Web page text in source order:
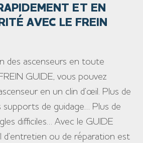
ET EN
AVEC LE FREIN
des ascenseurs en toute
GUIDE, vous pouvez
en un clin d’œil. Plus de
supports de guidage… Plus de
difficiles… Avec le GUIDE
d’entretien ou de réparation est